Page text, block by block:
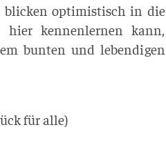
bli­cken opti­mis­tisch in die
ken­nen­ler­nen kann,
bun­ten und leben­di­gen
für alle)